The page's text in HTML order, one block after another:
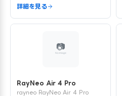
詳細を見る
RayNeo Air 4 Pro
rayneo RayNeo Air 4 Pro